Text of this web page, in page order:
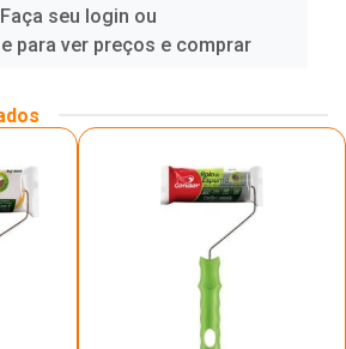
Faça seu login ou
para ver preços e comprar